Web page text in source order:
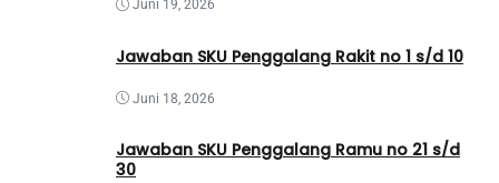
Juni 19, 2026
Jawaban SKU Penggalang Rakit no 1 s/d 10
Juni 18, 2026
Jawaban SKU Penggalang Ramu no 21 s/d
30